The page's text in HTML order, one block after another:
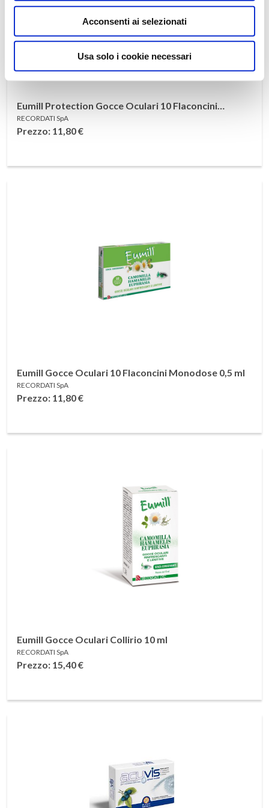
Acconsenti ai selezionati
Usa solo i cookie necessari
Eumill Protection Gocce Oculari 10 Flaconcini
Monodose 0,5 ml
RECORDATI SpA
Prezzo: 11,80€
Eumill Gocce Oculari 10 Flaconcini Monodose 0,5 ml
RECORDATI SpA
Prezzo: 11,80€
Eumill Gocce Oculari Collirio 10 ml
RECORDATI SpA
Prezzo: 15,40€